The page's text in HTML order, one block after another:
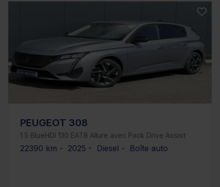
PEUGEOT 308
1.5 BlueHDI 130 EAT8 Allure avec Pack Drive Assist
22390 km - 2025 - Diesel - Boîte auto